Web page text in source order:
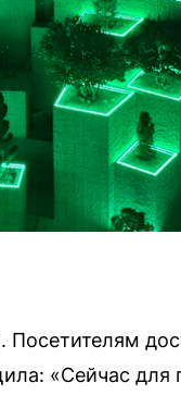
«Сейчас для